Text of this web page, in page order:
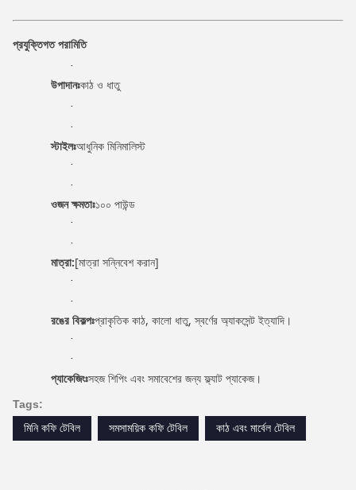
প্রযুক্তিগত পরামিতি
·
উপাদানঃকাঠ ও ধাতু
·
·
স্টাইলঃআধুনিক মিনিমালিস্ট
·
·
ওজন ক্ষমতাঃ১০০ পাউন্ড
·
·
মাত্রা:[মাত্রা সন্নিবেশ করান]
·
·
রঙের বিকল্পঃপ্রাকৃতিক কাঠ, কালো ধাতু, স্বর্ণের অ্যাকসেন্ট ইত্যাদি।
·
·
প্যাকেজিংঃসহজ শিপিং এবং সমাবেশের জন্য ফ্ল্যাট প্যাকেজ।
Tags:
মিনি কফি টেবিল
সমসাময়িক কফি টেবিল কাঠ এবং মার্বেল টেবিল